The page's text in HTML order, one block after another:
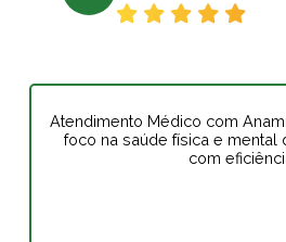
Atendimento Médico com
foco na saúde física e mental
com